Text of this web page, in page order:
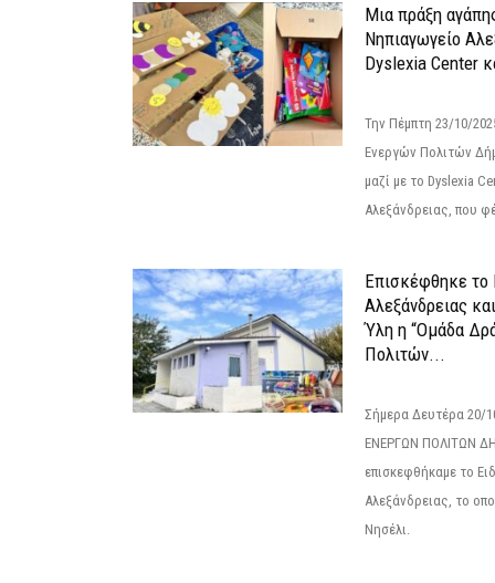
Μια πράξη
Νηπιαγωγείο
Dyslexia Center
Την Πέμπτη 23/10/
Ενεργών Πολιτών
μαζί με το Dyslexia
Αλεξάνδρειας, που
Επισκέφθηκε το
Αλεξάνδρειας
Ύλη η “Ομάδα
Πολιτών...
Σήμερα Δευτέρα
ΕΝΕΡΓΩΝ ΠΟΛΙΤΩΝ
επισκεφθήκαμε το
Αλεξάνδρειας, το
Νησέλι.